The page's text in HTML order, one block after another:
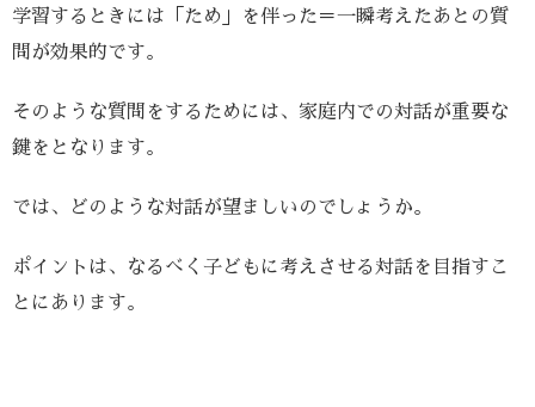
学習するときには「ため」を伴った＝一瞬考えたあとの質
問が効果的です。
そのような質問をするためには、家庭内での対話が重要な
鍵をとなります。
では、どのような対話が望ましいのでしょうか。
ポイントは、なるべく子どもに考えさせる対話を目指すこ
とにあります。